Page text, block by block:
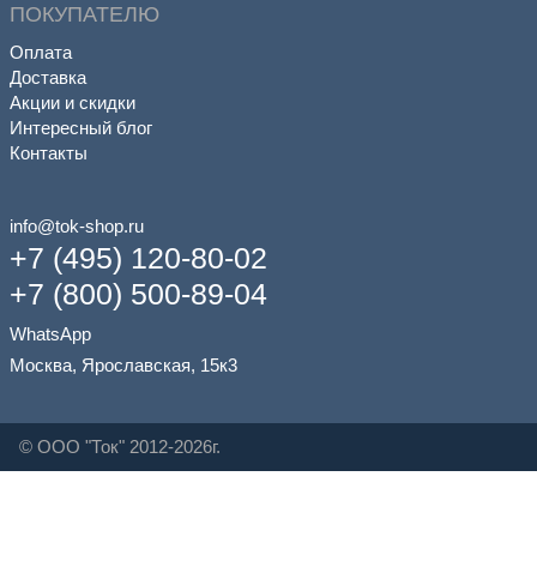
ПОКУПАТЕЛЮ
Оплата
Доставка
Акции и скидки
Интересный блог
Контакты
info@tok-shop.ru
+7 (495) 120-80-02
+7 (800) 500-89-04
WhatsApp
Москва, Ярославская, 15к3
© ООО "Ток" 2012-2026г.